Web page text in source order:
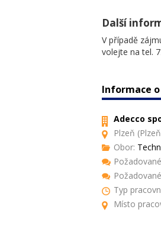
Další
V případě
volejte na tel.
Informace
Adecco
Plzeň
Obor:
Typ
Místo